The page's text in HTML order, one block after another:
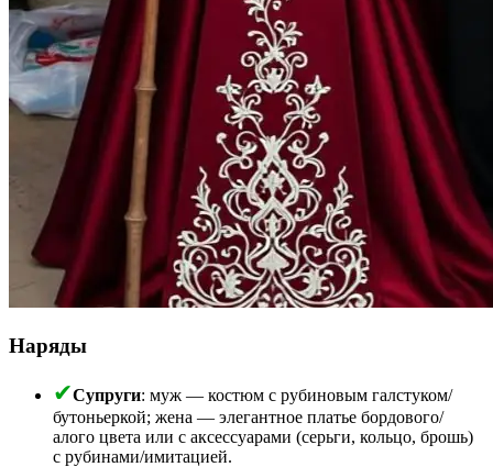
Наряды
Супруги: муж — костюм с рубиновым галстуком/
бутоньеркой; жена — элегантное платье бордового/
алого цвета или с аксессуарами (серьги, кольцо, брошь)
с рубинами/имитацией.